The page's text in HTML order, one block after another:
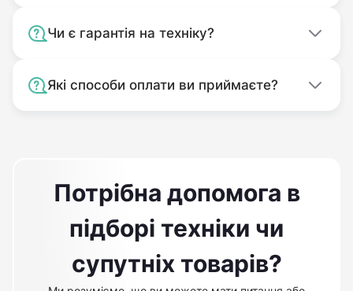
Чи є гарантія на техніку?
Які способи оплати ви приймаєте?
Потрібна допомога в
підборі техніки чи
супутніх товарів?